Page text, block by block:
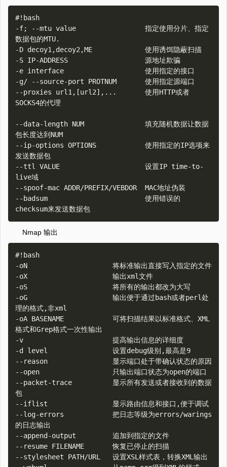
#!bash
-f; --mtu value                 指定使用分片、指定
数据包的MTU.
-D decoy1,decoy2,ME             使用诱饵隐蔽扫描
-S IP-ADDRESS                   源地址欺骗
-e interface                    使用指定的接口
-g/ --source-port PROTNUM       使用指定源端口
--proxies url1,[url2],...       使用HTTP或者
SOCKS4的代理
--data-length NUM               填充随机数据让数据
包长度达到NUM
--ip-options OPTIONS            使用指定的IP选项来
发送数据包
--ttl VALUE                     设置IP time-to-
live域
--spoof-mac ADDR/PREFIX/VEBDOR  MAC地址伪装
--badsum                        使用错误的
Nmap 输出
#!bash
-oN                     将标准输出直接写入指定的文件
-oX                     输出xml文件
-oS                     将所有的输出都改为大写
-oG                     输出便于通过bash或者perl处
理的格式,非xml
-oA BASENAME            可将扫描结果以标准格式、XML
格式和Grep格式一次性输出
-v                      提高输出信息的详细度
-d level                设置debug级别,最高是9
--reason                显示端口处于带确认状态的原因
--open                  只输出端口状态为open的端口
--packet-trace          显示所有发送或者接收到的数据
包
--iflist                显示路由信息和接口,便于调试
--log-errors            把日志等级为errors/warings
的日志输出
--append-output         追加到指定的文件
--resume FILENAME       恢复已停止的扫描
--stylesheet PATH/URL   设置XSL样式表，转换XML输出